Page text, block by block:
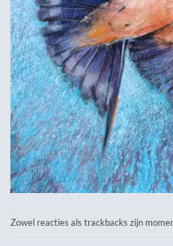
Zowel reacties als trackbacks zijn